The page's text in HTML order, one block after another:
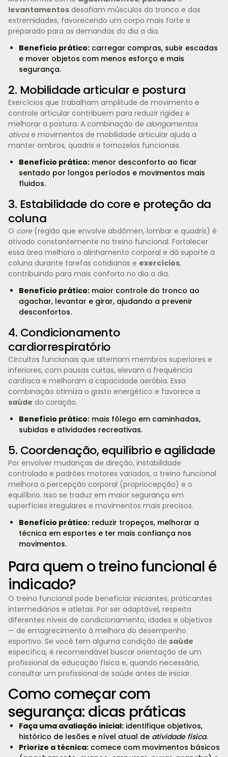
levantamentos desafiam músculos do tronco e das
extremidades, favorecendo um corpo mais forte e
preparado para as demandas do dia a dia.
Benefício prático:carregar compras, subir escadas
e mover objetos com menos esforço e mais
segurança.
2. Mobilidade articular e postura
Exercícios que trabalham amplitude de movimento e
controle articular contribuem para reduzir rigidez e
melhorar a postura. A combinação de alongamentos
ativose movimentos de mobilidade articular ajuda a
manter ombros, quadris e tornozelos funcionais.
Benefício prático:menor desconforto ao ficar
sentado por longos períodos e movimentos mais
fluidos.
3. Estabilidade do core e proteção da
coluna
O core(região que envolve abdômen, lombar e quadris) é
ativado constantemente no treino funcional. Fortalecer
essa área melhora o alinhamento corporal e dá suporte à
coluna durante tarefas cotidianas e exercícios,
contribuindo para mais conforto no dia a dia.
Benefício prático:maior controle do tronco ao
agachar, levantar e girar, ajudando a prevenir
desconfortos.
4. Condicionamento
cardiorrespiratório
Circuitos funcionais que alternam membros superiores e
inferiores, com pausas curtas, elevam a frequência
cardíaca e melhoram a capacidade aeróbia. Essa
combinação otimiza o gasto energético e favorece a
saúde do coração.
Benefício prático:mais fôlego em caminhadas,
subidas e atividades recreativas.
5. Coordenação, equilíbrio e agilidade
Por envolver mudanças de direção, instabilidade
controlada e padrões motores variados, o treino funcional
melhora a percepção corporal (propriocepção) e o
equilíbrio. Isso se traduz em maior segurança em
superfícies irregulares e movimentos mais precisos.
Benefício prático:reduzir tropeços, melhorar a
técnica em esportes e ter mais confiança nos
movimentos.
Para quem o treino funcional é
indicado?
O treino funcional pode beneficiar iniciantes, praticantes
intermediários e atletas. Por ser adaptável, respeita
diferentes níveis de condicionamento, idades e objetivos
— de emagrecimento à melhora do desempenho
esportivo. Se você tem alguma condição de saúde
específica, é recomendável buscar orientação de um
profissional de educação física e, quando necessário,
consultar um profissional de saúde antes de iniciar.
Como começar com
segurança: dicas práticas
Faça uma avaliação inicial:identifique objetivos,
histórico de lesões e nível atual de atividade física.
Priorize a técnica:comece com movimentos básicos